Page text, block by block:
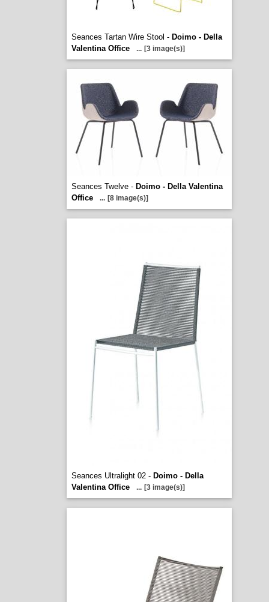
Seances Tartan Wire Stool - Doimo - Della
Valentina Office
... [3 image(s)]
Seances Twelve - Doimo - Della Valentina
Office
... [8 image(s)]
Seances Ultralight 02 - Doimo - Della
Valentina Office
... [3 image(s)]